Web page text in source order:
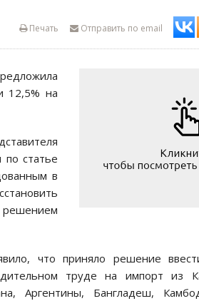
Отправить по email
Печать
12,5% на
по статье
в
решением
что приняло решение
труде на импорт из
Аргентины, Бангладеш,